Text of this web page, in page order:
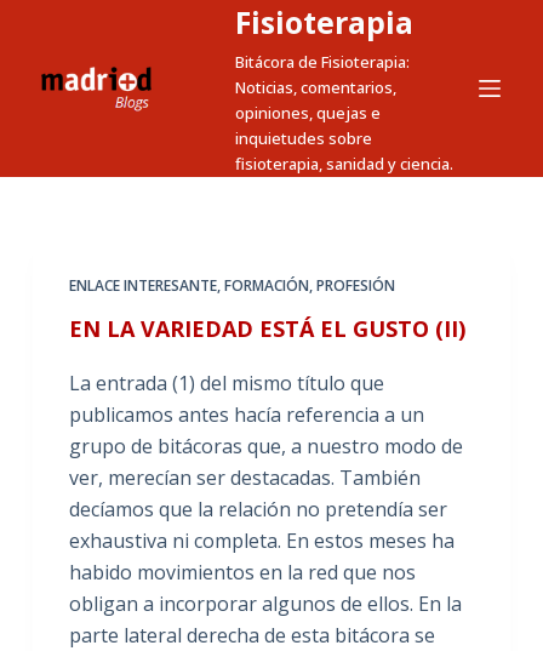
r
Fisioterapia
Bitácora de Fisioterapia:
Noticias, comentarios,
opiniones, quejas e
inquietudes sobre
fisioterapia, sanidad y ciencia.
ENLACE INTERESANTE,FORMACIÓN,PROFESIÓN
EN LA VARIEDAD ESTÁ EL GUSTO (II)
La entrada (1) del mismo título que
publicamos antes hacía referencia a un
grupo de bitácoras que, a nuestro modo de
ver, merecían ser destacadas. También
decíamos que la relación no pretendía ser
exhaustiva ni completa. En estos meses ha
habido movimientos en la red que nos
obligan a incorporar algunos de ellos. En la
parte lateral derecha de esta bitácora se